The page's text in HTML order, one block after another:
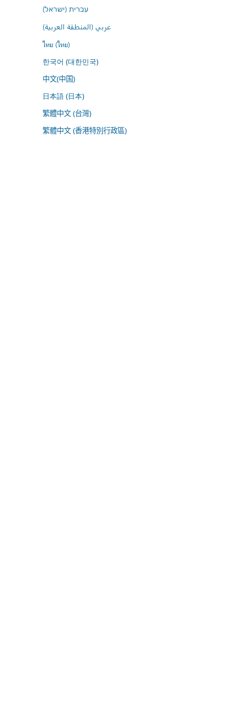
עברית (ישראל)
عربي (المنطقة العربية)
ไทย (ไทย)
한국어 (대한민국)
中文(中国)
日本語 (日本)
繁體中文 (台灣)
繁體中文 (香港特別行政區)